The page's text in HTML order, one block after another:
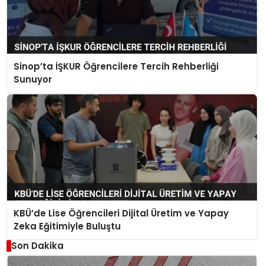
Sinop’ta İŞKUR Öğrencilere Tercih Rehberliği
Sunuyor
KBÜ’de Lise Öğrencileri Dijital Üretim ve Yapay
Zeka Eğitimiyle Buluştu
Son Dakika